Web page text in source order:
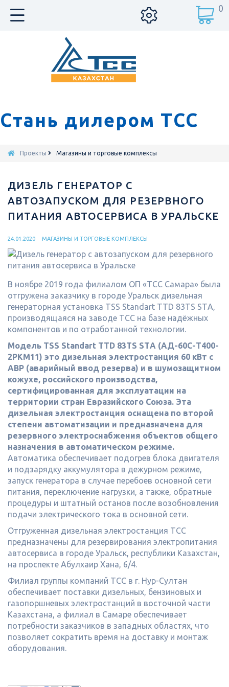
Стань дилером ТСС
0
Проекты Магазины и торговые комплексы
ДИЗЕЛЬ ГЕНЕРАТОР С
АВТОЗАПУСКОМ ДЛЯ РЕЗЕРВНОГО
ПИТАНИЯ АВТОСЕРВИСА В УРАЛЬСКЕ
24.01.2020 МАГАЗИНЫ И ТОРГОВЫЕ КОМПЛЕКСЫ
В ноябре 2019 года филиалом ОП «ТСС Самара» была
отгружена заказчику в городе Уральск дизельная
генераторная установка TSS Standart TTD 83TS STА,
производящаяся на заводе ТСС на базе надёжных
компонентов и по отработанной технологии.
Модель TSS Standart TTD 83TS STА (АД-60С-Т400-
2РКМ11) это дизельная электростанция 60 кВт с
АВР (аварийный ввод резерва) и в шумозащитном
кожухе, российского производства,
сертифицированная для эксплуатации на
территории стран Евразийского Союза. Эта
дизельная электростанция оснащена по второй
степени автоматизации и предназначена для
резервного электроснабжения объектов общего
назначения в автоматическом режиме.
Автоматика обеспечивает подогрев блока двигателя
и подзарядку аккумулятора в дежурном режиме,
запуск генератора в случае перебоев основной сети
питания, переключение нагрузки, а также, обратные
процедуры и штатный останов после возобновления
подачи электрического тока в основной сети.
Отгруженная дизельная электростанция ТСС
предназначены для резервирования электропитания
автосервиса в городе Уральск, республики Казахстан,
на проспекте Абулхаир Хана, 6/4.
Филиал группы компаний ТСС в г. Нур-Султан
обеспечивает поставки дизельных, бензиновых и
газопоршневых электростанций в восточной части
Казахстана, а филиал в Самаре обеспечивает
потребности заказчиков в западных областях, что
позволяет сократить время на доставку и монтаж
оборудования.